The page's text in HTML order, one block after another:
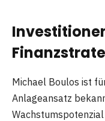
Michael Boulos ist
Anlageansatz